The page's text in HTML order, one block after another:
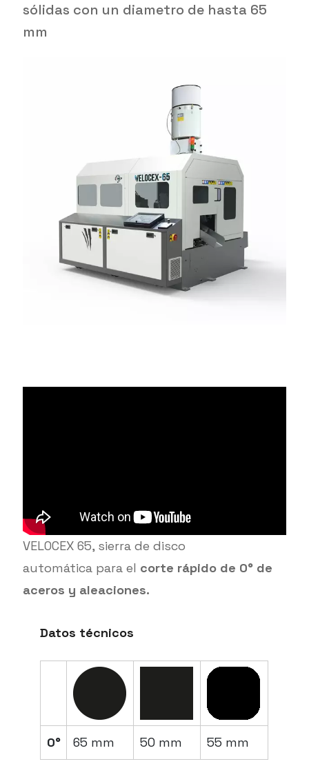
sólidas con un diametro de hasta 65
mm
VELOCEX 65, sierra de disco
automática para el corte rápido de 0° de
aceros y aleaciones.
Datos técnicos
0° 65 mm 50 mm 55 mm